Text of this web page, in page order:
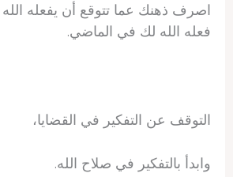
اصرف ذهنك عما تتوقع أن يفعله
فعله الله لك في الماضي.
التوقف عن التفكير في القضايا،
وابدأ بالتفكير في صلاح الله.